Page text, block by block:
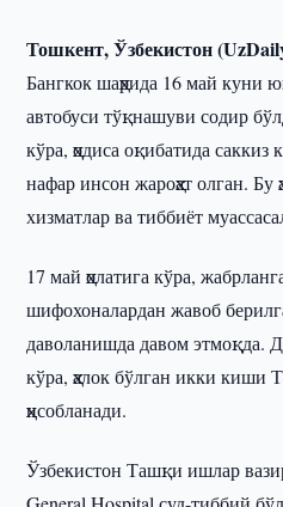
Тошкент, Ўзбекистон
Бангкок шаҳрида 16 май куни
автобуси тўқнашуви содир
кўра, ҳодиса оқибатида саккиз
нафар инсон жароҳат олган. Бу
хизматлар ва тиббиёт
17 май ҳолатига кўра,
шифохоналардан жавоб
даволанишда давом этмоқда.
кўра, ҳалок бўлган икки киши
ҳисобланади.
Ўзбекистон Ташқи ишлар